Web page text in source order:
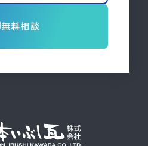
無料相談